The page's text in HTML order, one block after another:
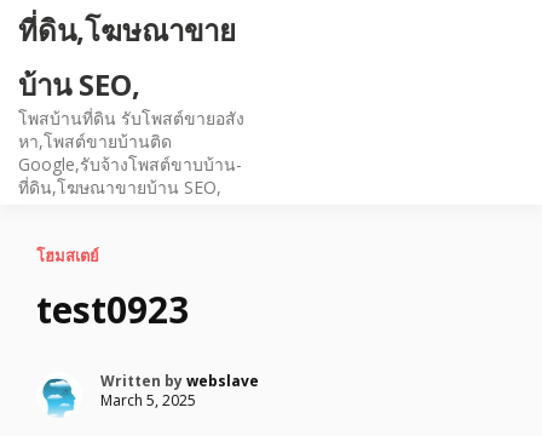
ที่ดิน,โฆษณาขาย
บ้าน SEO,
โพสบ้านที่ดิน รับโพสต์ขายอสัง
หา,โพสต์ขายบ้านติด
Google,รับจ้างโพสต์ขาบบ้าน-
ที่ดิน,โฆษณาขายบ้าน SEO,
โฮมสเตย์
test0923
Written bywebslave
March 5, 2025